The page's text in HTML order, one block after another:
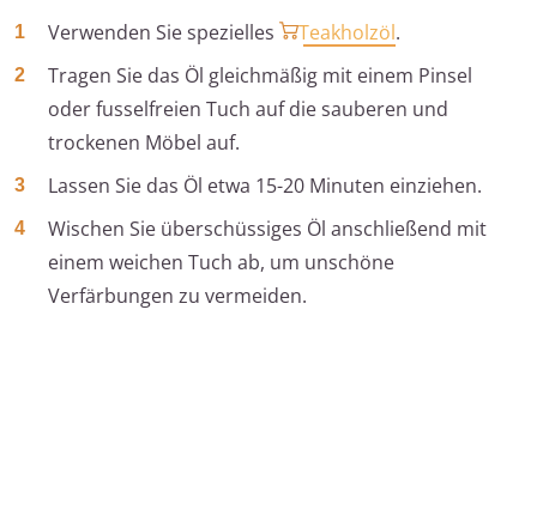
Verwenden Sie spezielles
Teakholzöl.
Tragen Sie das Öl gleichmäßig mit einem Pinsel
oder fusselfreien Tuch auf die sauberen und
trockenen Möbel auf.
Lassen Sie das Öl etwa 15-20 Minuten einziehen.
Wischen Sie überschüssiges Öl anschließend mit
einem weichen Tuch ab, um unschöne
Verfärbungen zu vermeiden.